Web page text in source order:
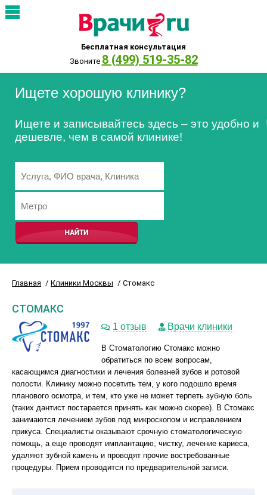
Бесплатная консультация
Звоните 8 (499) 519-35-82
Ищете хорошую клинику?
Ищете и записывайтесь здесь – это удобно и
дешевле, чем в самой клинике!
Главная Клиники Москвы Стомакс
СТОМАКС
1 отзыв Врачи клиники
В Стоматологию Стомакс можно
обратиться по всем вопросам,
касающимся диагностики и лечения болезней зубов и ротовой
полости. Клинику можно посетить тем, у кого подошло время
планового осмотра, и тем, кто уже не может терпеть зубную боль
(таких дантист постарается принять как можно скорее). В Стомакс
занимаются лечением зубов под микроскопом и исправлением
прикуса. Специалисты оказывают срочную стоматологическую
помощь, а еще проводят имплантацию, чистку, лечение кариеса,
удаляют зубной камень и проводят прочие востребованные
процедуры. Прием проводится по предварительной записи.